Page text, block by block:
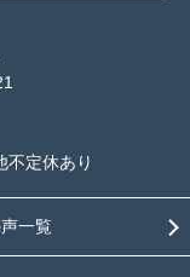
不定休あり
一覧